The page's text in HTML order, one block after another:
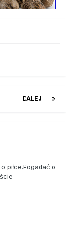
DALEJ
piłce.Pogadać o